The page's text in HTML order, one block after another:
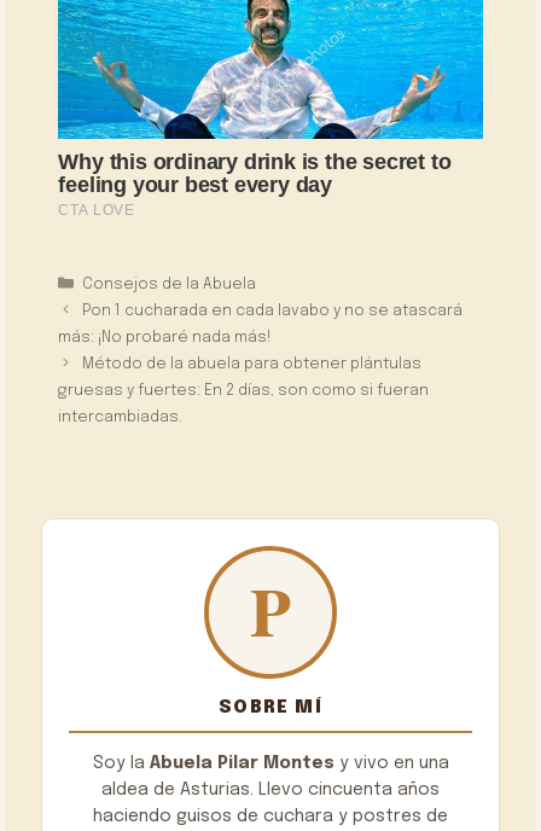
Categorías
Consejos de la Abuela
Pon 1 cucharada en cada lavabo y no se atascará
más: ¡No probaré nada más!
Método de la abuela para obtener plántulas
gruesas y fuertes: En 2 días, son como si fueran
intercambiadas.
SOBRE MÍ
Soy la Abuela Pilar Montes y vivo en una
aldea de Asturias. Llevo cincuenta años
haciendo guisos de cuchara y postres de